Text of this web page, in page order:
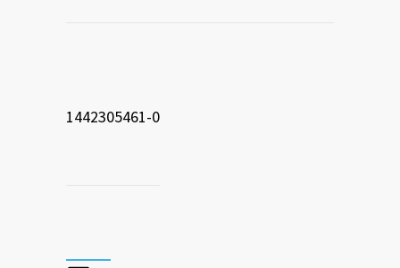
1442305461-0